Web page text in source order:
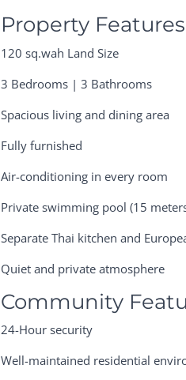
Property Features
120 sq.wah Land Size
3 Bedrooms | 3 Bathrooms
Spacious living and dining area
Fully furnished
Air-conditioning in every room
Private swimming pool (15
Separate Thai kitchen and
Quiet and private atmosphere
Community
24-Hour security
Well-maintained residential